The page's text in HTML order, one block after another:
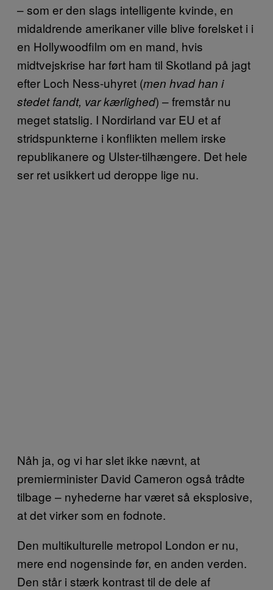
– som er den slags intelligente kvinde, en
midaldrende amerikaner ville blive forelsket i i
en Hollywoodfilm om en mand, hvis
midtvejskrise har ført ham til Skotland på jagt
efter Loch Ness-uhyret (men hvad han i
stedet fandt, var kærlighed) – fremstår nu
meget statslig. I Nordirland var EU et af
stridspunkterne i konflikten mellem irske
republikanere og Ulster-tilhængere. Det hele
ser ret usikkert ud deroppe lige nu.
Nåh ja, og vi har slet ikke nævnt, at
premierminister David Cameron også trådte
tilbage – nyhederne har været så eksplosive,
at det virker som en fodnote.
Den multikulturelle metropol London er nu,
mere end nogensinde før, en anden verden.
Den står i stærk kontrast til de dele af